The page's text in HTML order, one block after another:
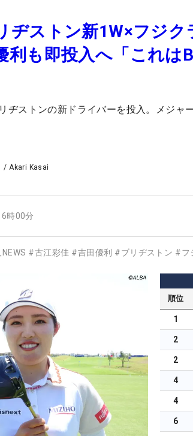
ヂストン新1W×フジク
も即投入へ「これはB
ヂストンの新ドライバーを投入。メジャ
/Akari Kasai
時00分
#古江彩佳 #吉田優利 #ブリヂストン #フ
順位
1
2
2
4
4
6